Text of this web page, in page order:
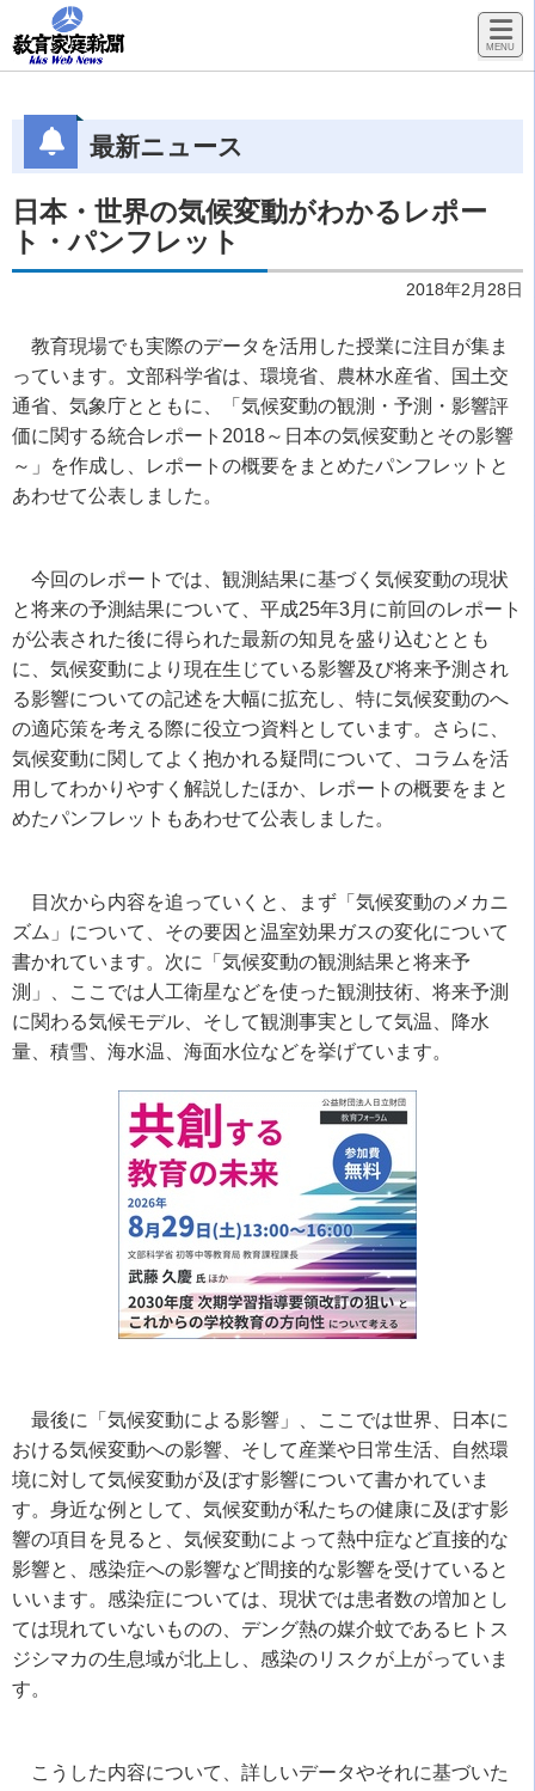
最新ニュース
日本・世界の気候変動がわかるレポー
ト・パンフレット
2018年2月28日
教育現場でも実際のデータを活用した授業に注目が集ま
っています。文部科学省は、環境省、農林水産省、国土交
通省、気象庁とともに、「気候変動の観測・予測・影響評
価に関する統合レポート 2018～日本の気候変動とその影響
～」を作成し、レポートの概要をまとめたパンフレットと
あわせて公表しました。
今回のレポートでは、観測結果に基づく気候変動の現状
と将来の予測結果について、平成25年3月に前回のレポート
が公表された後に得られた最新の知見を盛り込むととも
に、気候変動により現在生じている影響及び将来予測され
る影響についての記述を大幅に拡充し、特に気候変動のへ
の適応策を考える際に役立つ資料としています。さらに、
気候変動に関してよく抱かれる疑問について、コラムを活
用してわかりやすく解説したほか、レポートの概要をまと
めたパンフレットもあわせて公表しました。
目次から内容を追っていくと、まず「気候変動のメカニ
ズム」について、その要因と温室効果ガスの変化について
書かれています。次に「気候変動の観測結果と将来予
測」、ここでは人工衛星などを使った観測技術、将来予測
に関わる気候モデル、そして観測事実として気温、降水
量、積雪、海水温、海面水位などを挙げています。
最後に「気候変動による影響」、ここでは世界、日本に
おける気候変動への影響、そして産業や日常生活、自然環
境に対して気候変動が及ぼす影響について書かれていま
す。身近な例として、気候変動が私たちの健康に及ぼす影
響の項目を見ると、気候変動によって熱中症など直接的な
影響と、感染症への影響など間接的な影響を受けていると
いいます。感染症については、現状では患者数の増加とし
ては現れていないものの、デング熱の媒介蚊であるヒトス
ジシマカの生息域が北上し、感染のリスクが上がっていま
す。
こうした内容について、詳しいデータやそれに基づいた